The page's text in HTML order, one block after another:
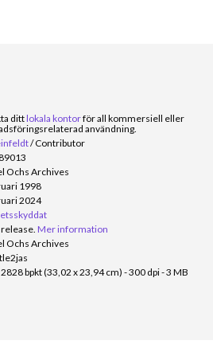
dittlokala kontorför all kommersiell eller
användning.
/Contributor
Ochs Archives
1998
2024
Mer information
Ochs Archives
bpkt (33,02 x 23,94 cm) - 300 dpi - 3 MB